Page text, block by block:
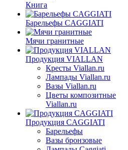
Книга
Барельефы CAGGIATI
Мячи гранитные
Продукция VIALLAN
Кресты Viallan.ru
Лампады Viallan.ru
Вазы Viallan.ru
Цветы композитные
Viallan.ru
Продукция CAGGIATI
Барельефы
Вазы бронзовые